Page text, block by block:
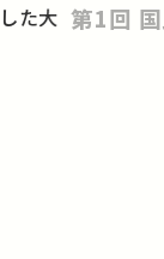
た大
第